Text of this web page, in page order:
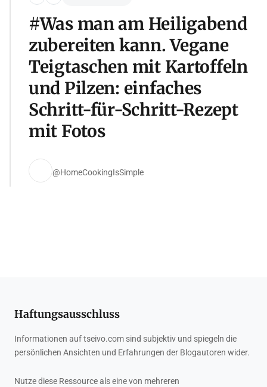
#Was man am Heiligabend
zubereiten kann. Vegane
Teigtaschen mit Kartoffeln
und Pilzen: einfaches
Schritt-für-Schritt-Rezept
mit Fotos
@HomeCookingIsSimple
Haftungsausschluss
Informationen auf tseivo.com sind subjektiv und spiegeln die
persönlichen Ansichten und Erfahrungen der Blogautoren wider.
Nutze diese Ressource als eine von mehreren